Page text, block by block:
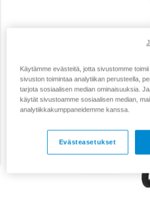
Käytämme evästeitä, jotta sivustomme
sivuston toimintaa analytiikan perusteella,
tarjota sosiaalisen median ominaisuuksia.
käytät sivustoamme sosiaalisen median,
analytiikkakumppaneidemme kanssa.
Evästeasetukset